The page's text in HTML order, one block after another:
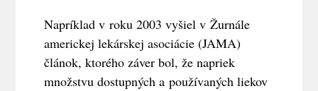
Napríklad v roku 2003 vyšiel v Žurnále
americkej lekárskej asociácie (JAMA)
článok, ktorého záver bol, že napriek
množstvu dostupných a používaných liekov